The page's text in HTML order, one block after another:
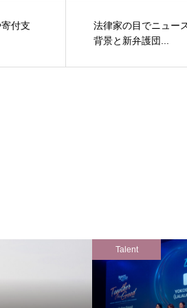
付支
法律家の目でニュー
背景と新弁護団...
Talent